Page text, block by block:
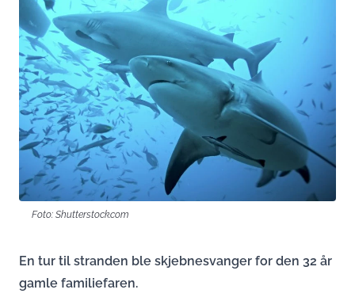
Foto: Shutterstock.com
En tur til stranden ble skjebnesvanger for den 32 år
gamle familiefaren.